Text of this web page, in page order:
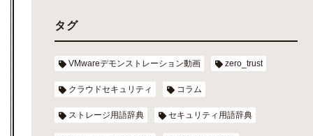
タグ
VMwareデモンストレーション動画 zero_trust
クラウドセキュリティ コラム
ストレージ用語辞典 セキュリティ用語辞典